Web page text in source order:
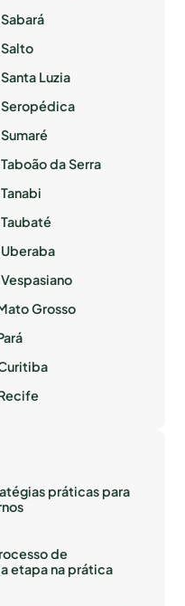
Luzia
da Serra
Grosso
práticas para
de
etapa na prática